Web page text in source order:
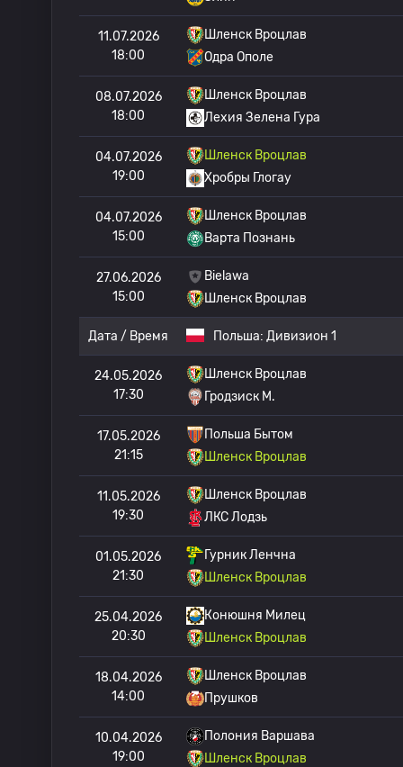
11.07.2026
18:00
Шленск Вроцлав
Одра Ополе
08.07.2026
18:00
Шленск Вроцлав
Лехия Зелена Гура
04.07.2026
19:00
Шленск Вроцлав
Хробры Глогау
04.07.2026
15:00
Шленск Вроцлав
Варта Познань
27.06.2026
15:00
Bielawa
Шленск Вроцлав
Дата / Время Польша: Дивизион 1
24.05.2026
17:30
Шленск Вроцлав
Гродзиск М.
17.05.2026
21:15
Польша Бытом
Шленск Вроцлав
11.05.2026
19:30
Шленск Вроцлав
ЛКС Лодзь
01.05.2026
21:30
Гурник Ленчна
Шленск Вроцлав
25.04.2026
20:30
Конюшня Милец
Шленск Вроцлав
18.04.2026
14:00
Шленск Вроцлав
Прушков
10.04.2026
19:00
Полония Варшава
Шленск Вроцлав